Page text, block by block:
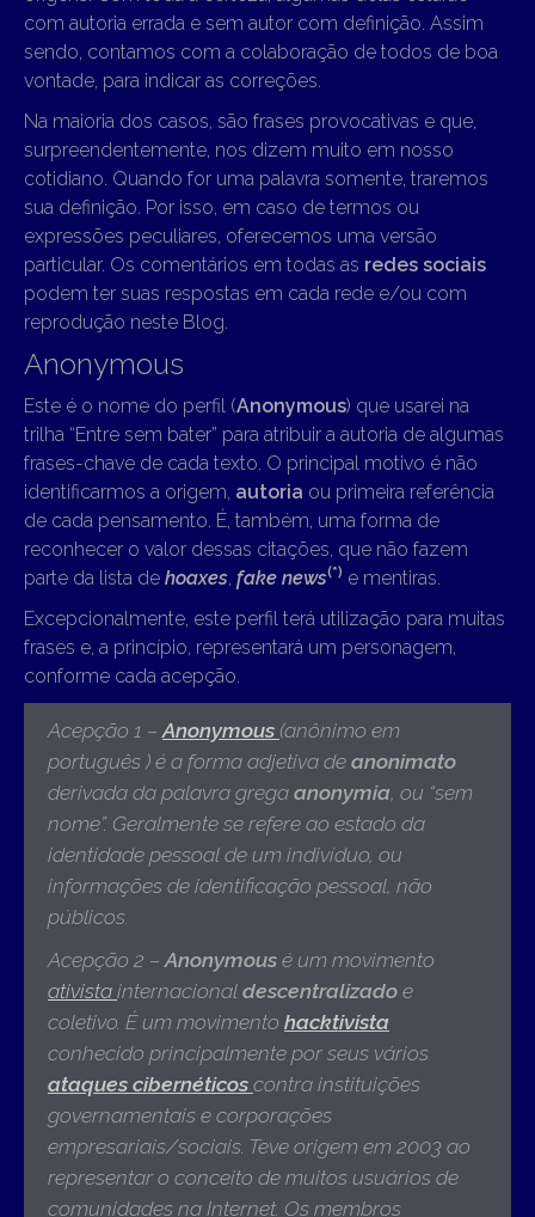
com autoria errada e sem autor com definição. Assim
sendo, contamos com a colaboração de todos de boa
vontade, para indicar as correções.
Na maioria dos casos, são frases provocativas e que,
surpreendentemente, nos dizem muito em nosso
cotidiano. Quando for uma palavra somente, traremos
sua definição. Por isso, em caso de termos ou
expressões peculiares, oferecemos uma versão
particular. Os comentários em todas as redes sociais
podem ter suas respostas em cada rede e/ou com
reprodução neste Blog.
Anonymous
Este é o nome do perfil (Anonymous) que usarei na
trilha “Entre sem bater” para atribuir a autoria de algumas
frases-chave de cada texto. O principal motivo é não
identificarmos a origem, autoria ou primeira referência
de cada pensamento. É, também, uma forma de
reconhecer o valor dessas citações, que não fazem
parte da lista de hoaxes fake news(*) e mentiras.
Excepcionalmente, este perfil terá utilização para muitas
frases e, a princípio, representará um personagem,
conforme cada acepção.
Acepção 1 – Anonymous (anônimo em
português ) é a forma adjetiva de anonimato
derivada da palavra grega anonymia, ou “sem
nome”. Geralmente se refere ao estado da
identidade pessoal de um indivíduo, ou
informações de identificação pessoal, não
públicos.
Acepção 2 – Anonymous é um movimento
ativista internacional descentralizado e
coletivo. É um movimento hacktivista
conhecido principalmente por seus vários
ataques cibernéticos contra instituições
governamentais e corporações
empresariais/sociais. Teve origem em 2003 ao
representar o conceito de muitos usuários de
comunidades na Internet. Os membros